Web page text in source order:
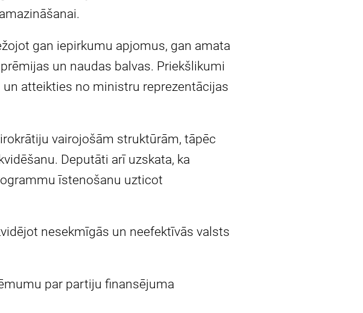
gan iepirkumu apjomus, gan amata
un naudas balvas. Priekšlikumi
atteikties no ministru reprezentācijas
vairojošām struktūrām, tāpēc
Deputāti arī uzskata, ka
īstenošanu uzticot
nesekmīgās un neefektīvās valsts
par partiju finansējuma